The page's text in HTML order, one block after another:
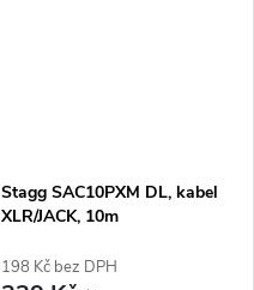
Stagg SAC10PXM DL, kabel
XLR/JACK, 10m
198 Kč bez DPH